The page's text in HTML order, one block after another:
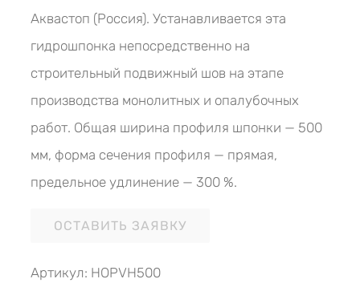
Аквастоп (Россия). Устанавливается эта
гидрошпонка непосредственно на
строительный подвижный шов на этапе
производства монолитных и опалубочных
работ. Общая ширина профиля шпонки — 500
мм, форма сечения профиля — прямая,
предельное удлинение — 300 %.
ОСТАВИТЬ ЗАЯВКУ
Артикул: HОPVH500